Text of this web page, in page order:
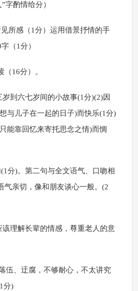
字酌情给分）
所感（1分）运用借景抒情的手
（1分）
16分）。
到六七岁间的小故事(1分)(2)因
与儿子在一起的日子)而快乐(1分)
能靠回忆来寄托思念之情)而惆
分)。第二句与全文语气、口吻相
气亲切，像和朋友谈心一般。(2
该理解长辈的情感，尊重老人的意
伍、迂腐，不够耐心，不太讲究
分)